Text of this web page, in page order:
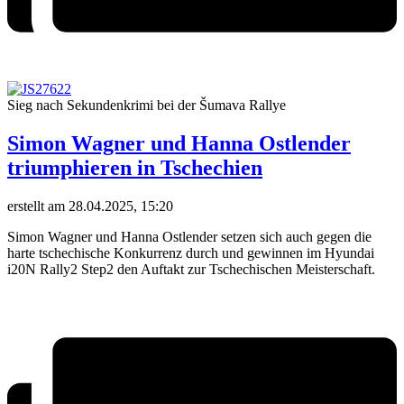
Sieg nach Sekundenkrimi bei der Šumava Rallye
Simon Wagner und Hanna Ostlender
triumphieren in Tschechien
erstellt am 28.04.2025, 15:20
Simon Wagner und Hanna Ostlender setzen sich auch gegen die
harte tschechische Konkurrenz durch und gewinnen im Hyundai
i20N Rally2 Step2 den Auftakt zur Tschechischen Meisterschaft.